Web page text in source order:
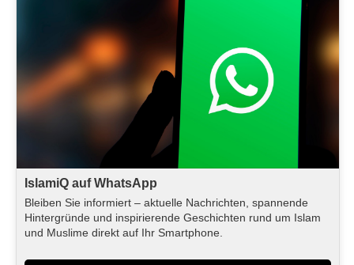
IslamiQ auf WhatsApp
Bleiben Sie informiert – aktuelle Nachrichten, spannende
Hintergründe und inspirierende Geschichten rund um Islam
und Muslime direkt auf Ihr Smartphone.